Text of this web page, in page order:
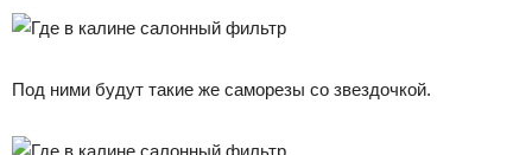
Под ними будут такие же саморезы со звездочкой.